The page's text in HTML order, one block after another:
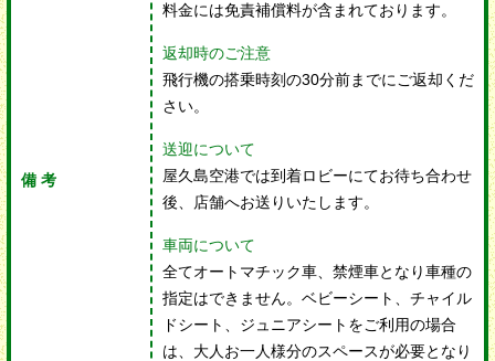
備 考
料金には免責補償料が含まれております。
返却時のご注意
飛行機の搭乗時刻の30分前までにご返却くだ
さい。
送迎について
屋久島空港では到着ロビーにてお待ち合わせ
後、店舗へお送りいたします。
車両について
全てオートマチック車、禁煙車となり車種の
指定はできません。ベビーシート、チャイル
ドシート、ジュニアシートをご利用の場合
は、大人お一人様分のスペースが必要となり